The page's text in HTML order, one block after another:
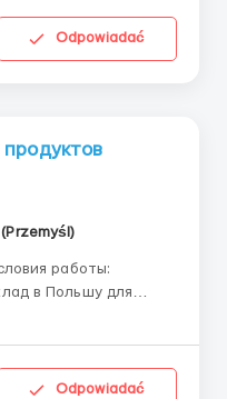
Odpowiadać
в Польшу для
Odpowiadać